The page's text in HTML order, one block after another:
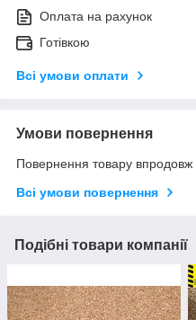
Оплата на рахунок
Готівкою
Всі умови оплати
Умови повернення
Повернення товару впродовж
Всі умови повернення
Подібні товари компанії